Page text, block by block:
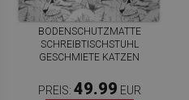
BODENSCHUTZMATTE
SCHREIBTISCHSTUHL
GESCHMIETE KATZEN
PREIS: 49.99 EUR